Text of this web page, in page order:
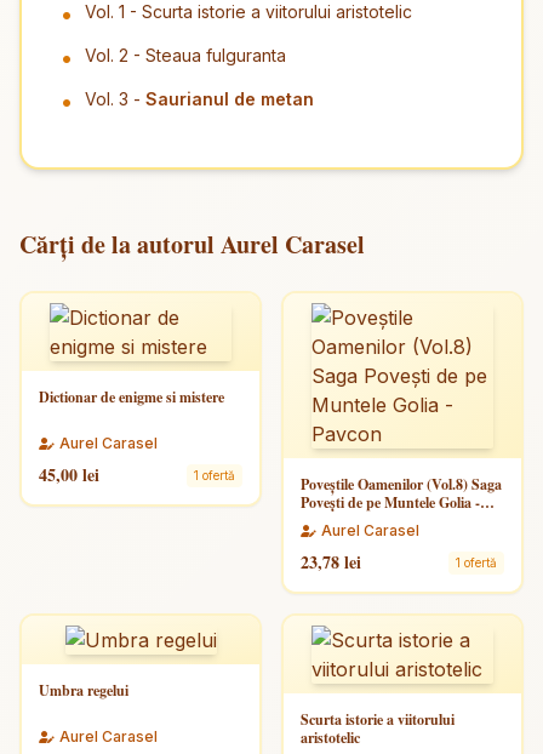
Vol. 1 - Scurta istorie a viitorului aristotelic
Vol. 2 - Steaua fulguranta
Vol. 3 - Saurianul de metan
Cărți de la autorul Aurel Carasel
Dictionar de enigme si mistere
Aurel Carasel
45,00 lei 1 ofertă
Poveștile Oamenilor (Vol.8) Saga
Povești de pe Muntele Golia -
PavconAurel Carasel
23,78 lei 1 ofertă
Umbra regelui
Aurel Carasel
Scurta istorie a viitorului
aristotelic